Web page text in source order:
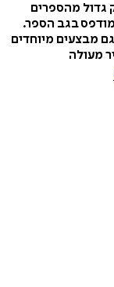
גדול מהספרים
בגב הספר.
מבצעים מיוחדים
מעולה